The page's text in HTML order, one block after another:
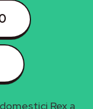
Rex a